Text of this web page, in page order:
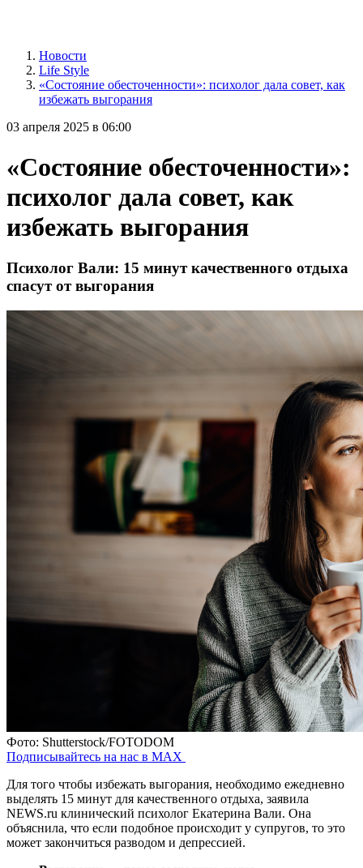
Новости
Life Style
«Состояние обесточенности»: психолог дала совет, как
избежать выгорания
03 апреля 2025 в 06:00
«Состояние обесточенности»:
психолог дала совет, как
избежать выгорания
Психолог Вали: 15 минут качественного отдыха
спасут от выгорания
Фото: Shutterstock/FOTODOM
Подписывайтесь на нас в MAX
Для того чтобы избежать выгорания, необходимо ежедневно
выделять 15 минут для качественного отдыха, заявила
NEWS.ru клинический психолог Екатерина Вали. Она
объяснила, что если подобное происходит у супругов, то это
может закончиться разводом и депрессией.